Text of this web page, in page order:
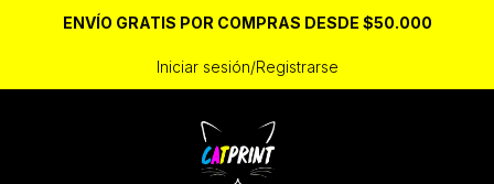
ENVÍO GRATIS POR COMPRAS DESDE $50.000
Iniciar sesión/Registrarse